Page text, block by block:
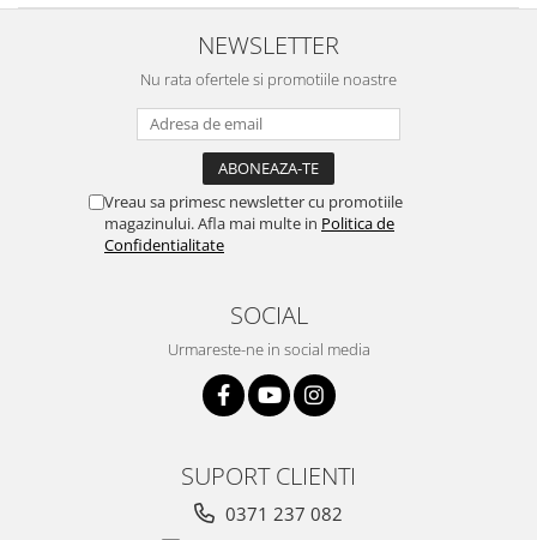
NEWSLETTER
Nu rata ofertele si promotiile noastre
Vreau sa primesc newsletter cu promotiile
magazinului. Afla mai multe in Politica de
Confidentialitate
SOCIAL
Urmareste-ne in social media
SUPORT CLIENTI
0371 237 082